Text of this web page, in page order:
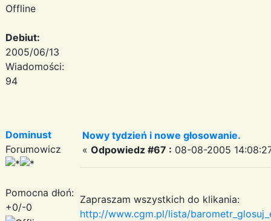
Offline
Debiut:
2005/06/13
Wiadomości:
94
Dominust
Forumowicz
Pomocna dłoń:
+0/-0
Nowy tydzień i nowe głosowanie.
« Odpowiedz #67 : 08-08-2005
Zapraszam wszystkich do klikania:
http://www.cgm.pl/lista/